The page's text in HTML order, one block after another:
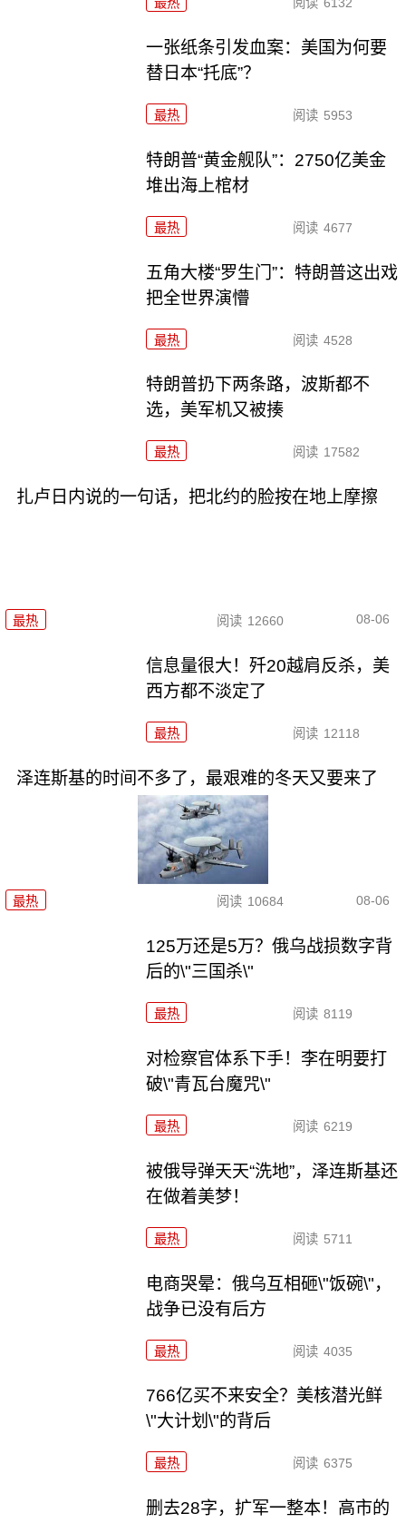
一张纸条引发血案：美国为何要
替日本“托底”？
最热 阅读 5953
特朗普“黄金舰队”：2750亿美金
堆出海上棺材
最热 阅读 4677
五角大楼“罗生门”：特朗普这出戏
把全世界演懵
最热 阅读 4528
特朗普扔下两条路，波斯都不
选，美军机又被揍
最热 阅读 17582
扎卢日内说的一句话，把北约的脸按在地上摩擦
最热 阅读 12660 08-06
信息量很大！歼20越肩反杀，美
西方都不淡定了
最热 阅读 12118
泽连斯基的时间不多了，最艰难的冬天又要来了
最热 阅读 10684 08-06
125万还是5万？俄乌战损数字背
后的\"三国杀\"
最热 阅读 8119
对检察官体系下手！李在明要打
破\"青瓦台魔咒\"
最热 阅读 6219
被俄导弹天天“洗地”，泽连斯基还
在做着美梦！
最热 阅读 5711
电商哭晕：俄乌互相砸\"饭碗\"，
战争已没有后方
最热 阅读 4035
766亿买不来安全？美核潜光鲜
\"大计划\"的背后
最热 阅读 6375
删去28字，扩军一整本！高市的